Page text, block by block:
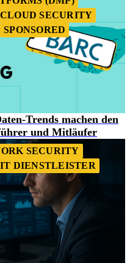
CLOUD SECURITY
SPONSORED
Trends machen den
und Mitläufer
SECURITY
IT DIENSTLEISTER